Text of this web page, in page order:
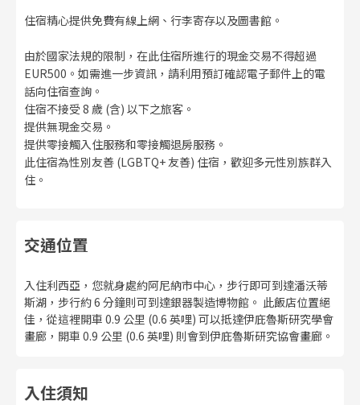
住宿精心提供免費有線上網、行李寄存以及圖書館。
由於國家法規的限制，在此住宿所進行的現金交易不得超過
EUR500。如需進一步資訊，請利用預訂確認電子郵件上的電
話向住宿查詢。
住宿不接受 8 歲 (含) 以下之旅客。
提供無現金交易。
提供零接觸入住服務和零接觸退房服務。
此住宿為性別友善 (LGBTQ+ 友善) 住宿，歡迎多元性別族群入
住。
交通位置
入住利西亞，您就身處約阿尼納市中心，步行即可到達潘沃蒂
斯湖，步行約 6 分鐘則可到達銀器製造博物館。 此飯店位置絕
佳，從這裡開車 0.9 公里 (0.6 英哩) 可以抵達伊庇魯斯研究學會
畫廊，開車 0.9 公里 (0.6 英哩) 則會到伊庇魯斯研究協會畫廊。
入住須知